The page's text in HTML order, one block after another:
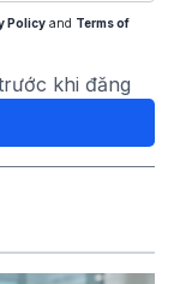
Policy and Terms of
khi đăng